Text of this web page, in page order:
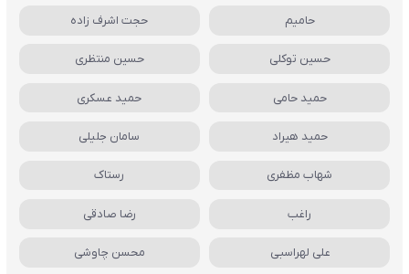
حامیم حجت اشرف زاده
حسین توکلی حسین منتظری
حمید حامی حمید عسکری
حمید هیراد سامان جلیلی
شهاب مظفری رستاک
راغب رضا صادقی
علی لهراسبی محسن چاوشی